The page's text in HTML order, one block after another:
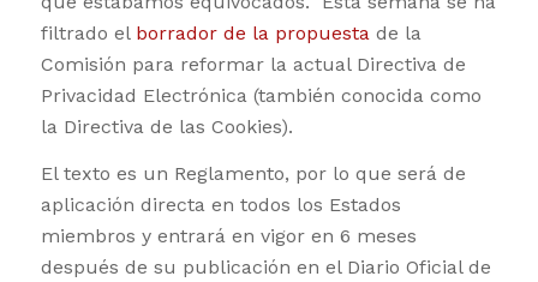
filtrado el borrador de la propuesta de la
Comisión para reformar la actual Directiva de
Privacidad Electrónica (también conocida como
la Directiva de las Cookies).
El texto es un Reglamento, por lo que será de
aplicación directa en todos los Estados
miembros y entrará en vigor en 6 meses
después de su publicación en el Diario Oficial de